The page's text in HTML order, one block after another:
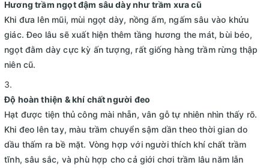
Hương trầm ngọt đậm sâu dày như trầm xưa cũ
Khi đưa lên mũi, mùi ngọt dày, nồng ấm, ngấm sâu vào khứu
giác. Đeo lâu sẽ xuất hiện thêm tầng hương the mát, bùi béo,
ngọt đằm dày cực kỳ ấn tượng, rất giống hàng trầm rừng thập
niên cũ.
Độ hoàn thiện & khí chất người đeo
Hạt được tiện thủ công mài nhẵn, vân gỗ tự nhiên nhìn thấy rõ.
Khi đeo lên tay, màu trầm chuyển sậm dần theo thời gian do
dầu thấm ra bề mặt. Vòng hợp với người thích khí chất trầm
tĩnh, sâu sắc, và phù hợp cho cả giới chơi trầm lâu năm lẫn